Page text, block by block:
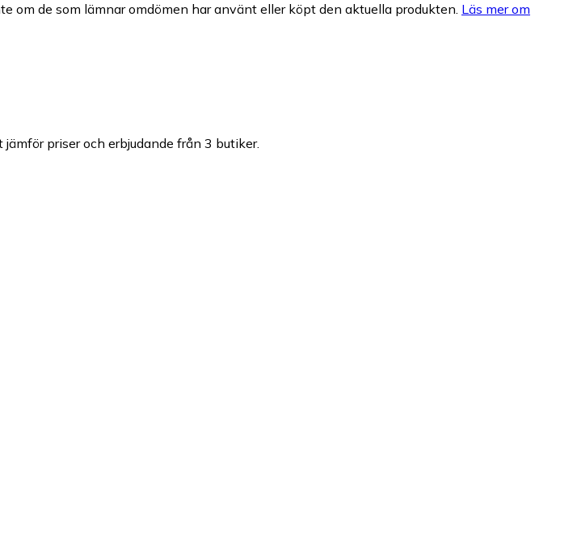
om de som lämnar omdömen har använt eller köpt den aktuella produkten. Läs mer om
jämför priser och erbjudande från 3 butiker.